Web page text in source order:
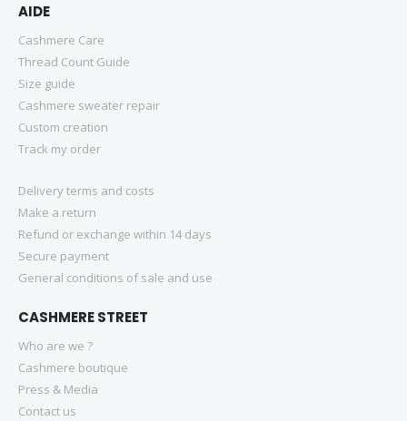
AIDE
Cashmere Care
Thread Count Guide
Size guide
Cashmere sweater repair
Custom creation
Track my order
Delivery terms and costs
Make a return
Refund or exchange within 14 days
Secure payment
General conditions of sale and use
CASHMERE STREET
Who are we ?
Cashmere boutique
Press & Media
Contact us